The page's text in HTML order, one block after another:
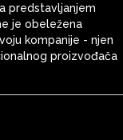
predstavljanjem
je obeležena
kompanije - njen
proizvođača